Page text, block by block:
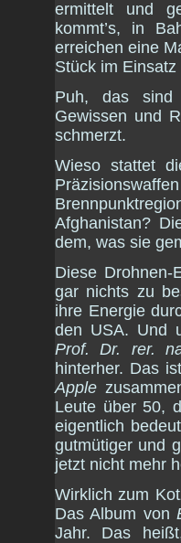
ermittelt und
kommt’s, in
erreichen eine
Stück im
Puh, das sind
Gewissen und
schmerzt.
Wieso stattet
Afghanistan?
dem, was sie
Diese
gar nichts zu
ihre Energie
den USA. Und
Prof. Dr. rer.
hinterher. Das
Apple
Leute über 50,
eigentlich
gutmütiger und
jetzt nicht mehr
Wirklich zum
Das Album von
Jahr. Das